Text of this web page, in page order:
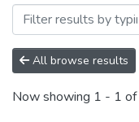
All browse results
Now showing 1 - 1